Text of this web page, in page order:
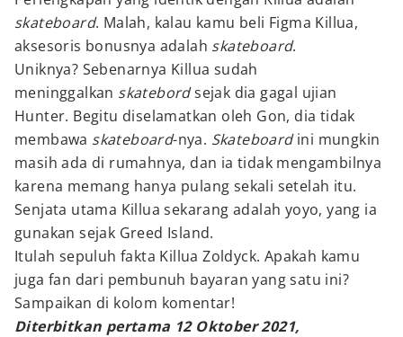
skateboard. Malah, kalau kamu beli Figma Killua,
aksesoris bonusnya adalah skateboard.
Uniknya? Sebenarnya Killua sudah
meninggalkan skatebordsejak dia gagal ujian
Hunter. Begitu diselamatkan oleh Gon, dia tidak
membawa skateboard-nya. Skateboardini mungkin
masih ada di rumahnya, dan ia tidak mengambilnya
karena memang hanya pulang sekali setelah itu.
Senjata utama Killua sekarang adalah yoyo, yang ia
gunakan sejak Greed Island.
Itulah sepuluh fakta Killua Zoldyck. Apakah kamu
juga fan dari pembunuh bayaran yang satu ini?
Sampaikan di kolom komentar!
Diterbitkan pertama 12 Oktober 2021,